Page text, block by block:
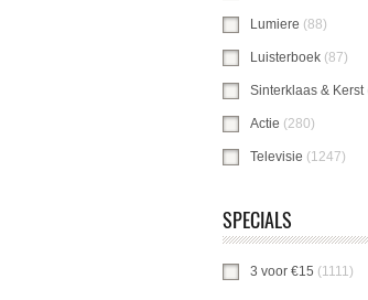
Lumiere (88)
Luisterboek (87)
Sinterklaas & Kerst
Actie (280)
Televisie (1247)
SPECIALS
3 voor €15 (1111)